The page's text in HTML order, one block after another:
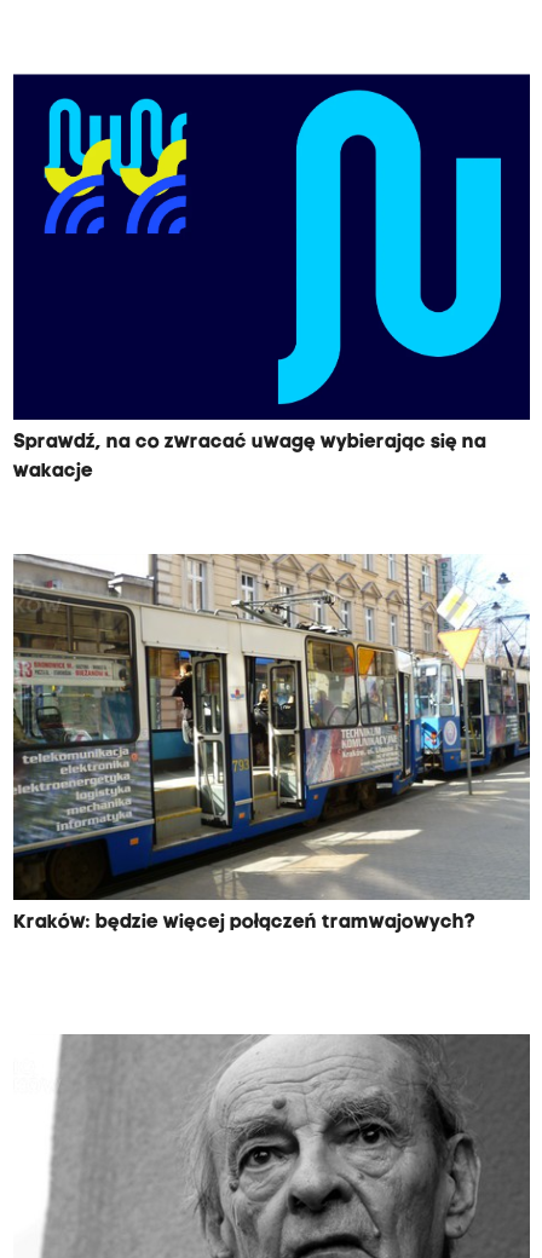
Sprawdź, na co zwracać uwagę wybierając się na
wakacje
Kraków: będzie więcej połączeń tramwajowych?